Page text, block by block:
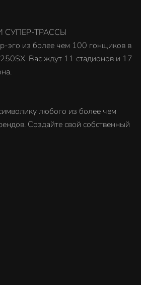
ТРАССЫ
эго из более чем 100 гонщиков в
Вас ждут 11 стадионов и 17
любого из более чем
Создайте свой собственный